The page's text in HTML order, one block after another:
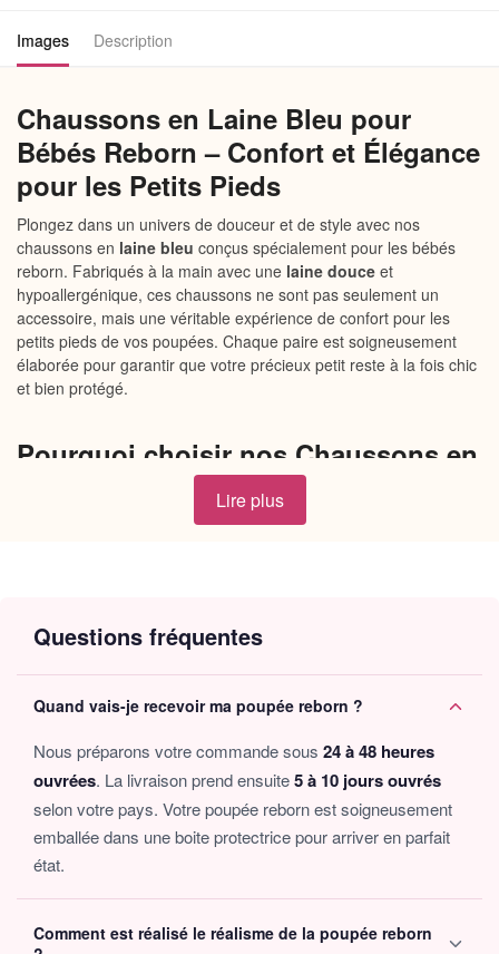
Images Description
Chaussons en Laine Bleu pour
Bébés Reborn – Confort et Élégance
pour les Petits Pieds
Plongez dans un univers de douceur et de style avec nos
chaussons en laine bleu conçus spécialement pour les bébés
reborn. Fabriqués à la main avec une laine douce et
hypoallergénique, ces chaussons ne sont pas seulement un
accessoire, mais une véritable expérience de confort pour les
petits pieds de vos poupées. Chaque paire est soigneusement
élaborée pour garantir que votre précieux petit reste à la fois chic
et bien protégé.
Pourquoi choisir nos Chaussons en
pastel ajoutent une touche de sophistication, idéal pour un
douces, offrez à votre poupée une sensation de confort
inégalée.
Fait Main: Chaque paire est tricotée à la main avec
amour, garantissant des finitions impeccables qui
témoignent d’un artisanat exceptionnel.
Taille Universelle: Design adaptable, convenant à la
plupart des poupées reborn de taille standard, ce qui en
et ceux qui souhaitent habiller leurs bébés reborn avec style. La
Lire plus
Questions fréquentes
Quand vais-je recevoir ma poupée reborn ?
Nous préparons votre commande sous 24 à 48 heures
ouvrées. La livraison prend ensuite5 à 10 jours ouvrés
selon votre pays. Votre poupée reborn est soigneusement
emballée dans une boite protectrice pour arriver en parfait
état.
Comment est réalisé le réalisme de la poupée reborn